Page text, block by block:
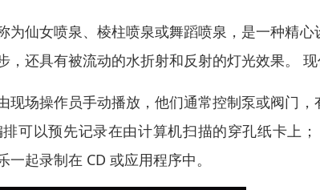
为仙女喷泉、棱柱喷泉或舞蹈喷泉，是一种精
，还具有被流动的水折射和反射的灯光效果。
现场操作员手动播放，他们通常控制泵或阀门
可以预先记录在由计算机扫描的穿孔纸卡上
一起录制在 CD 或应用程序中。